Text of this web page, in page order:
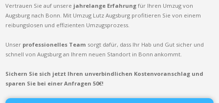
Vertrauen Sie auf unsere jahrelange Erfahrung für Ihren Umzug von
Augsburg nach Bonn. Mit Umzug Lutz Augsburg profitieren Sie von einem
reibungslosen und effizienten Umzugsprozess.
Unser professionelles Team sorgt dafür, dass Ihr Hab und Gut sicher und
schnell von Augsburg an Ihrem neuen Standort in Bonn ankommt.
Sichern Sie sich jetzt Ihren unverbindlichen Kostenvoranschlag und
sparen Sie bei einer Anfragen 50€!